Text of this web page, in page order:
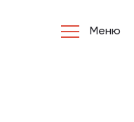
Меню